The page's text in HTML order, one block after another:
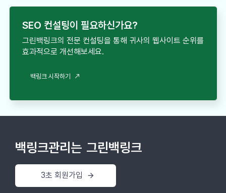
SEO 컨설팅이 필요하신가요?
그린백링크의 전문 컨설팅을 통해 귀사의 웹사이트 순위를
효과적으로 개선해보세요.
백링크 시작하기
백링크관리는 그린백링크
3초 회원가입